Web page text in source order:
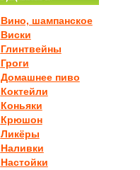
Вино, шампанское
Виски
Глинтвейны
Гроги
Домашнее пиво
Коктейли
Коньяки
Крюшон
Ликёры
Наливки
Настойки